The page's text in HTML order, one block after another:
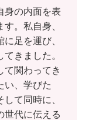
身の内面を表
。私自身、
足を運び、
きました。
て関わってき
い、学びた
て同時に、
世代に伝える